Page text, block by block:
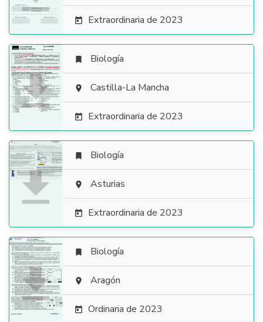
 Extraordinaria de 2023

 Biología
 Castilla-La Mancha
 Extraordinaria de 2023

 Biología
 Asturias
 Extraordinaria de 2023

 Biología
 Aragón
 Ordinaria de 2023